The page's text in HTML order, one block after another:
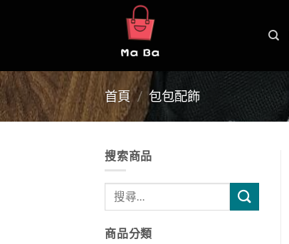
首頁 / 包包配飾
搜索商品
商品分類